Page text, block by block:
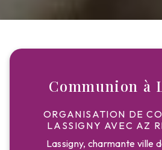
Communion à
ORGANISATION DE
LASSIGNY AVEC AZ
Lassigny, charmante ville